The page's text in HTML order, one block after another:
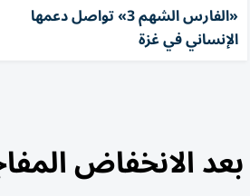
«الفارس الشهم 3» تواصل دعمها
الإنساني في غزة
الانخفاض